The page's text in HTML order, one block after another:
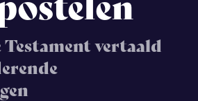
Testament vertaald